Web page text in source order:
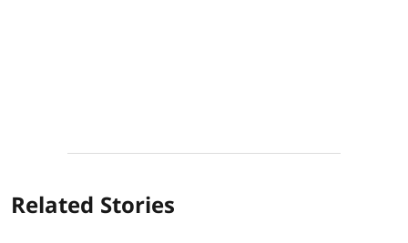
Related Stories